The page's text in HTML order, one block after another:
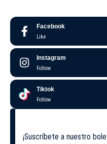
Facebook
Like
Instagram
Follow
Tiktok
Follow
¡Suscríbete a nuestro